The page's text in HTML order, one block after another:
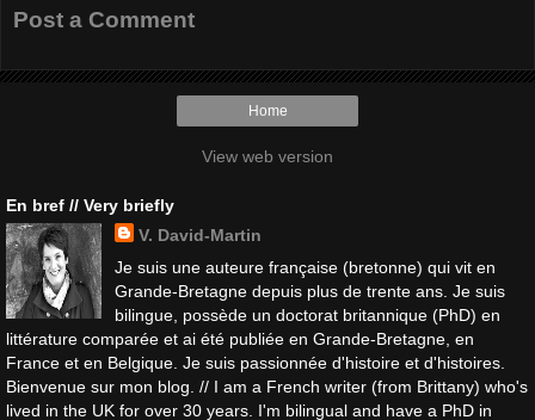
Post a Comment
Home
View web version
En bref // Very briefly
V. David-Martin
Je suis une auteure française (bretonne) qui vit en
Grande-Bretagne depuis plus de trente ans. Je suis
bilingue, possède un doctorat britannique (PhD) en
littérature comparée et ai été publiée en Grande-Bretagne, en
France et en Belgique. Je suis passionnée d'histoire et d'histoires.
Bienvenue sur mon blog. // I am a French writer (from Brittany) who's
lived in the UK for over 30 years. I'm bilingual and have a PhD in